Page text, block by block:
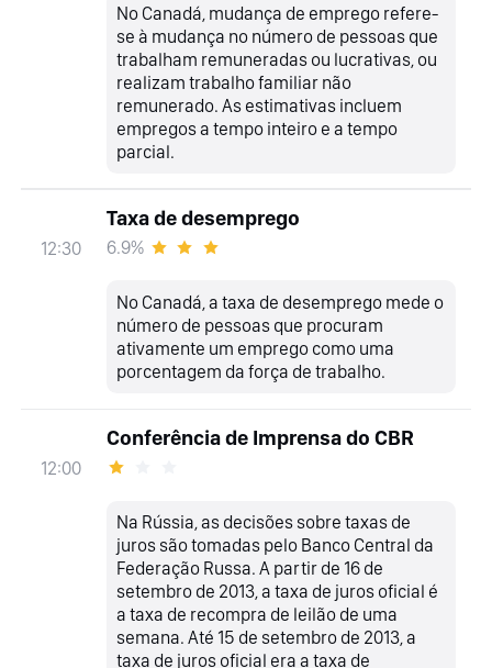
No Canadá, mudança de emprego refere-
se à mudança no número de pessoas que
trabalham remuneradas ou lucrativas, ou
realizam trabalho familiar não
remunerado. As estimativas incluem
empregos a tempo inteiro e a tempo
parcial.
12:30
Taxa de desemprego
6.9%
No Canadá, a taxa de desemprego mede o
número de pessoas que procuram
ativamente um emprego como uma
porcentagem da força de trabalho.
12:00
Conferência de Imprensa do CBR
Na Rússia, as decisões sobre taxas de
juros são tomadas pelo Banco Central da
Federação Russa. A partir de 16 de
setembro de 2013, a taxa de juros oficial é
a taxa de recompra de leilão de uma
semana. Até 15 de setembro de 2013, a
taxa de juros oficial era a taxa de